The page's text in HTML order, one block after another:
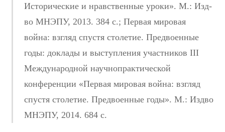
Исторические и нравственные уроки». М.: Изд­
во МНЭПУ, 2013. 384 с.; Первая мировая
война: взгляд спустя столетие. Предвоенные
годы: доклады и выступления участников III
Международной научно­практической
конференции «Первая мировая война: взгляд
спустя столетие. Предвоенные годы». М.: Изд­во
МНЭПУ, 2014. 684 с.